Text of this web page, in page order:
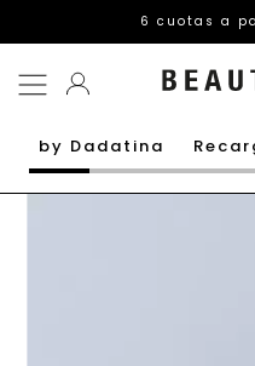
6 cuotas a
by Dadatina